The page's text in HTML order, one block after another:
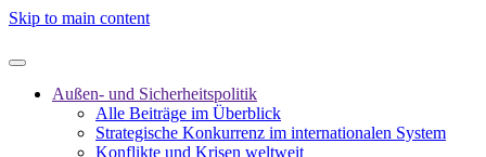
Skip to main content
Außen- und Sicherheitspolitik
Alle Beiträge im Überblick
Strategische Konkurrenz im internationalen System
Konflikte und Krisen weltweit